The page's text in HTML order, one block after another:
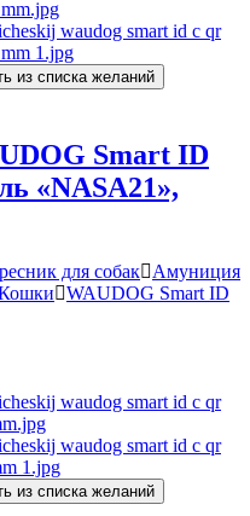
из списка желаний
Smart ID
«NASA21»,
для собак
Амуниция
WAUDOG Smart ID
из списка желаний